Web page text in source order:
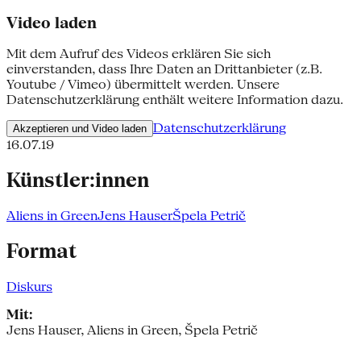
Video laden
Mit dem Aufruf des Videos erklären Sie sich
einverstanden, dass Ihre Daten an Drittanbieter (z.B.
Youtube / Vimeo) übermittelt werden. Unsere
Datenschutzerklärung enthält weitere Information dazu.
Akzeptieren und Video laden Datenschutzerklärung
16.07.19
Künstler:innen
Aliens in GreenJens HauserŠpela Petrič
Format
Diskurs
Mit:
Jens Hauser, Aliens in Green, Špela Petrič